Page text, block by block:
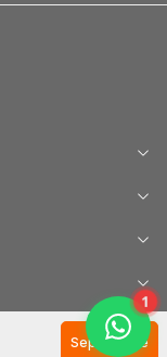
1
Sepete Ekle